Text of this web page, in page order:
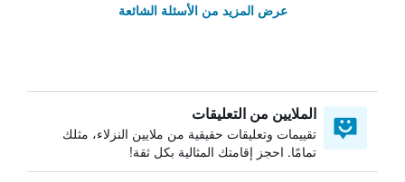
عرض المزيد من الأسئلة الشائعة
الملايين من التعليقات
تقييمات وتعليقات حقيقية من ملايين النزلاء، مثلك
تمامًا. احجز إقامتك المثالية بكل ثقة!